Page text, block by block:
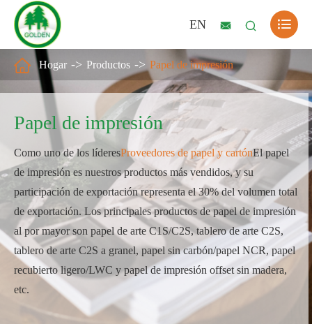
EN   
Papel de impresión
Como uno de los líderesProveedores de papel y cartónEl papel
de impresión es nuestros productos más vendidos, y su
participación de exportación representa el 30% del volumen total
de exportación. Los principales productos de papel de impresión
al por mayor son papel de arte C1S/C2S, tablero de arte C2S,
tablero de arte C2S a granel, papel sin carbón/papel NCR, papel
recubierto ligero/LWC y papel de impresión offset sin madera,
etc.
 Hogar Productos Papel de impresión